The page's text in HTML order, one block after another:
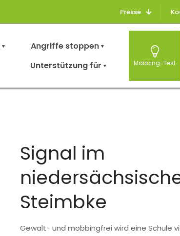
Presse
Angriffe stoppen
Unterstützung für
Mobbing-Test
Signal im
Steimbke
Gewalt- und mobbingfrei wird eine Schule